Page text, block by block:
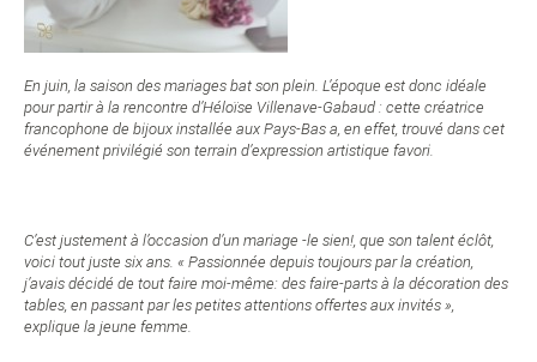
En juin, la saison des mariages bat son plein. L’époque est donc idéale
pour partir à la rencontre d’Héloïse Villenave-Gabaud : cette créatrice
francophone de bijoux installée aux Pays-Bas a, en effet, trouvé dans cet
événement privilégié son terrain d’expression artistique favori.
C’est justement à l’occasion d’un mariage -le sien!, que son talent éclôt,
voici tout juste six ans. « Passionnée depuis toujours par la création,
j’avais décidé de tout faire moi-même: des faire-parts à la décoration des
tables, en passant par les petites attentions offertes aux invités »,
explique la jeune femme.